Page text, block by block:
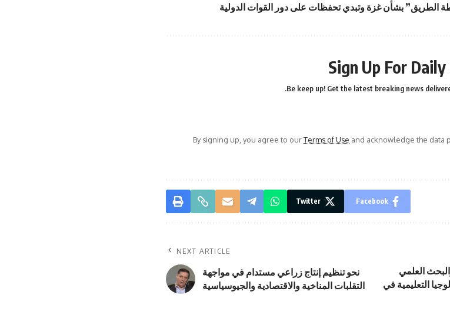
Sign Up For
Be keep up! Get the latest breaking news
By signing up, you agree to ourTerms of Use and acknowledge the data
Facebook
Twitter
العلمي
التعليمية في
NEXT ARTICLE
نحو تنظيم إنتاج زراعي مستدام في مواجهة
التقلبات المناخية والاقتصادية والجيوسياسية